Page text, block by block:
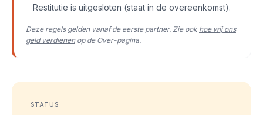
Restitutie is uitgesloten (staat in de overeenkomst).
Deze regels gelden vanaf de eerste partner. Zie ook hoe wij ons
geld verdienenop de Over-pagina.
STATUS